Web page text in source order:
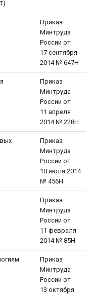
Приказ
Минтруда
России от
17 сентября
2014 № 647Н
Приказ
Минтруда
России от
11 апреля
2014 № 228Н
Приказ
Минтруда
России от
10 июля 2014
№ 456Н
Приказ
Минтруда
России от
11 февраля
2014 № 85Н
Приказ
Минтруда
России от
13 октября